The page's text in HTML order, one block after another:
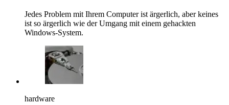
Jedes Problem mit Ihrem Computer ist ärgerlich, aber keines
ist so ärgerlich wie der Umgang mit einem gehackten
Windows-System.
hardware